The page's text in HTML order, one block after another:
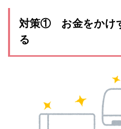
対策① お金をかけ
る